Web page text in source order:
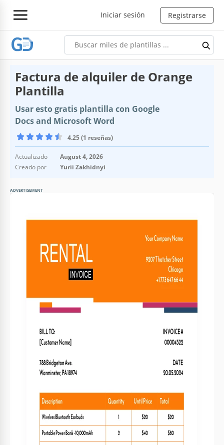
Iniciar sesión Registrarse
Factura de alquiler de Orange
Plantilla
Usar esto gratis plantilla con Google
Docs and Microsoft Word
4.25 (1 reseñas)
Actualizado
August 4, 2026
Creado por
Yurii Zakhidnyi
ADVERTISEMENT